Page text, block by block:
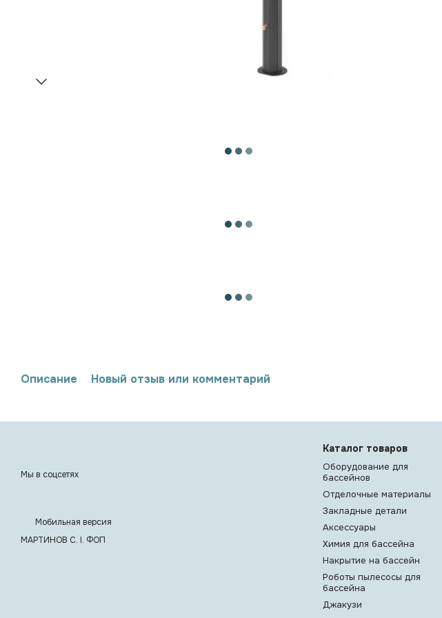
Описание Новый отзыв или комментарий
Мы в соцсетях
Мобильная версия
МАРТИНОВ С. I. ФОП
Каталог товаров
Оборудование для
бассейнов
Отделочные материалы
Закладные детали
Аксессуары
Химия для бассейна
Накрытие на бассейн
Роботы пылесосы для
бассейна
Джакузи